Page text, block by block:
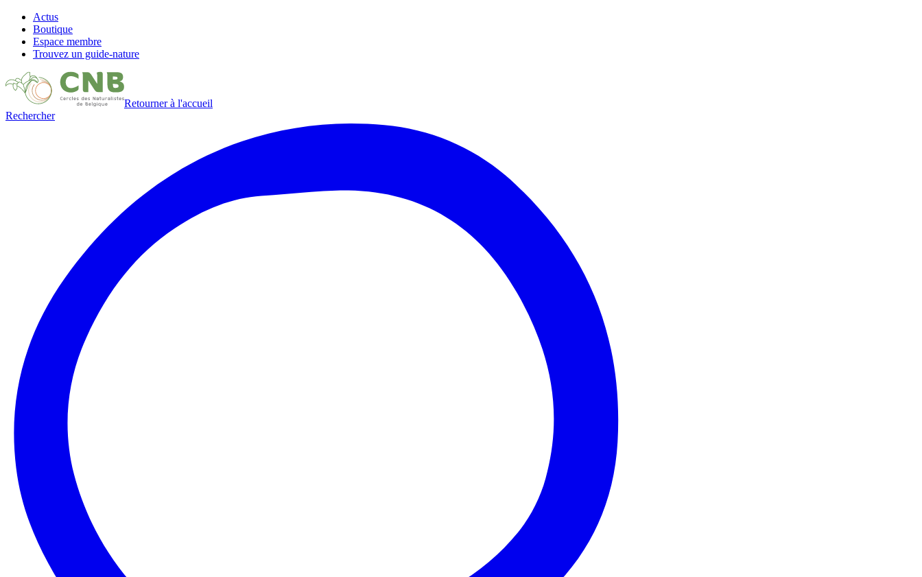
Actus
Boutique
Espace membre
Trouvez un guide-nature
Retourner à l'accueil
Rechercher